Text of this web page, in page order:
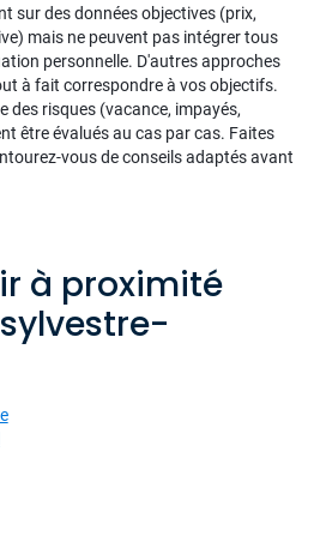
sur des données objectives (prix,
mais ne peuvent pas intégrer tous
personnelle. D'autres approches
à fait correspondre à vos objectifs.
des risques (vacance, impayés,
être évalués au cas par cas. Faites
vous de conseils adaptés avant
à proximité